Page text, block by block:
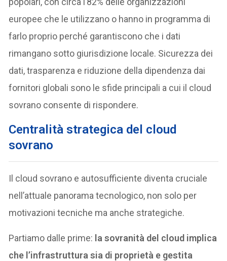
europee che le utilizzano o hanno in programma di
farlo proprio perché garantiscono che i dati
rimangano sotto giurisdizione locale. Sicurezza dei
dati, trasparenza e riduzione della dipendenza dai
fornitori globali sono le sfide principali a cui il cloud
sovrano consente di rispondere.
Centralità strategica del cloud
sovrano
Il cloud sovrano e autosufficiente diventa cruciale
nell’attuale panorama tecnologico, non solo per
motivazioni tecniche ma anche strategiche.
Partiamo dalle prime: la sovranità del cloud implica
che l’infrastruttura sia di proprietà e gestita